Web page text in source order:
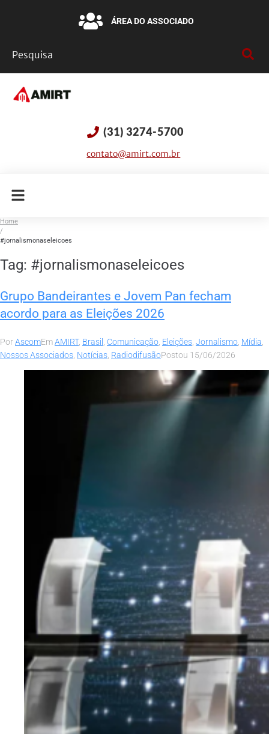
ÁREA DO ASSOCIADO
(31) 3274-5700
contato@amirt.com.br
Home
/
#jornalismonaseleicoes
Tag: #jornalismonaseleicoes
Grupo Bandeirantes e Jovem Pan fecham
acordo para as Eleições 2026
PorAscomEmAMIRT, Brasil , Comunicação, Eleições, Jornalismo, Mídia,
Nossos Associados, Notícias, RadiodifusãoPostou 15/06/2026